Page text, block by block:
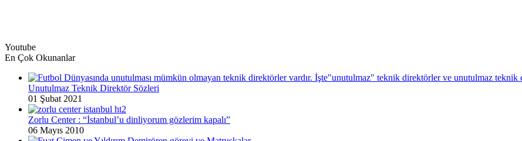
Youtube
En Çok Okunanlar
Unutulmaz Teknik Direktör Sözleri
01 Şubat 2021
Zorlu Center : “İstanbul’u dinliyorum gözlerim kapalı”
06 Mayıs 2010